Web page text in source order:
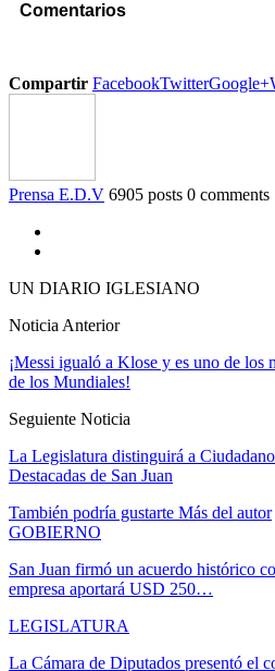
Comentarios
Compartir FacebookTwitterGoogle+
Prensa E.D.V 6905 posts 0 comments
UN DIARIO IGLESIANO
Noticia Anterior
¡Messi igualó a Klose y es uno de los
de los Mundiales!
Seguiente Noticia
La Legislatura distinguirá a
Destacadas de San Juan
También podría gustarte Más del autor
GOBIERNO
San Juan firmó un acuerdo histórico
empresa aportará USD 250…
LEGISLATURA
La Cámara de Diputados presentó el